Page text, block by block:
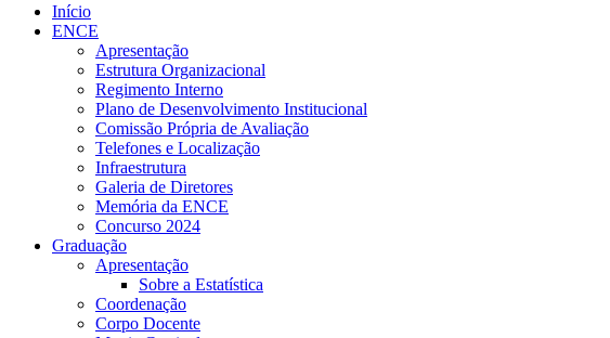
Início
ENCE
Apresentação
Estrutura Organizacional
Regimento Interno
Plano de Desenvolvimento Institucional
Comissão Própria de Avaliação
Telefones e Localização
Infraestrutura
Galeria de Diretores
Memória da ENCE
Concurso 2024
Graduação
Apresentação
Sobre a Estatística
Coordenação
Corpo Docente